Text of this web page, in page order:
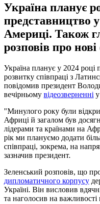
Україна планує
представництво
Америці. Також
розповів про
Україна планує у 2024 році
розвитку співпраці з
повідомив президент
вечірньому відеозверненні
"Минулого року були
Африці й загалом був
лідерами та країнами на
рік ми плануємо додати
співпраці, зокрема, на
зазначив президент.
Зеленський розповів, що
дипломатичного корпусу
Україні. Він висловив
та наголосив на